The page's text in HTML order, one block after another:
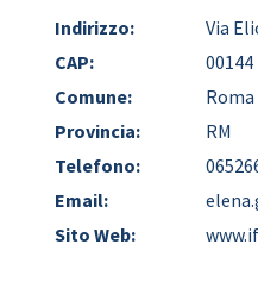
Indirizzo:
Via
CAP:
00144
Comune:
Roma
Provincia:
RM
Telefono:
Email:
Sito Web: